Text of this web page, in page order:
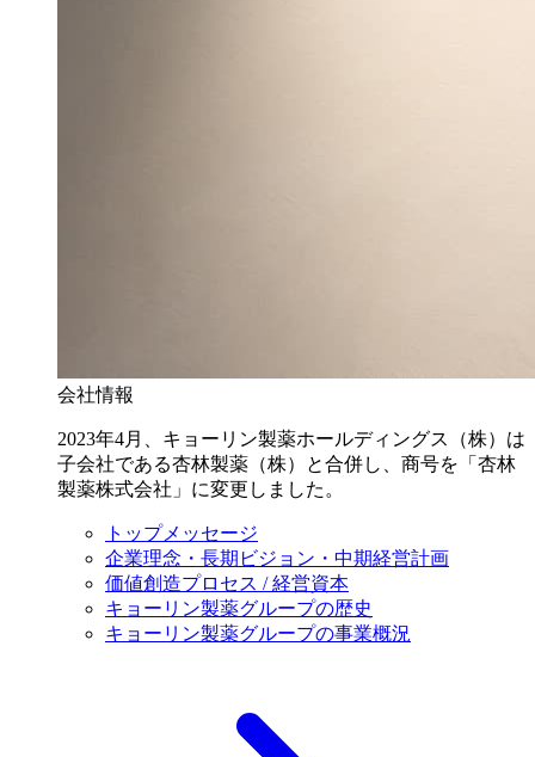
会社情報
2023年4月、キョーリン製薬ホールディングス（株）は
子会社である杏林製薬（株）と合併し、商号を「杏林
製薬株式会社」に変更しました。
トップメッセージ
企業理念・長期ビジョン・中期経営計画
価値創造プロセス / 経営資本
キョーリン製薬グループの歴史
キョーリン製薬グループの事業概況